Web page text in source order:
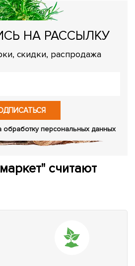
НА РАССЫЛКУ
скидки, распродажа
обработку персональных данных
считают